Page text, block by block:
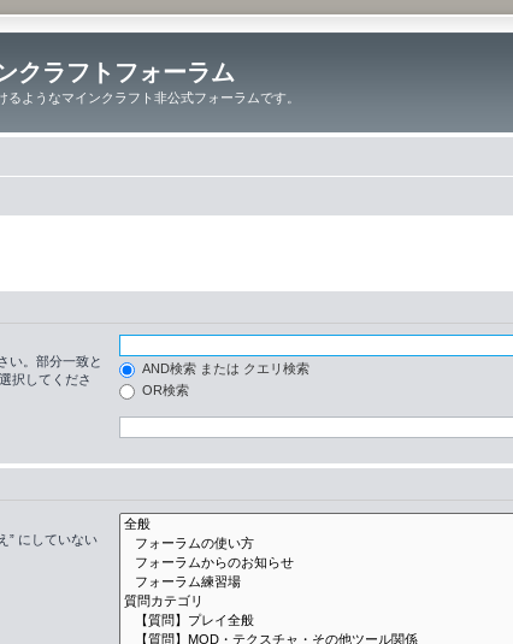
クラフトフォーラム
るようなマインクラフト非公式フォーラムです。
い。部分一致と
択してくださ
AND検索 または クエリ検索
OR検索
” にしていない